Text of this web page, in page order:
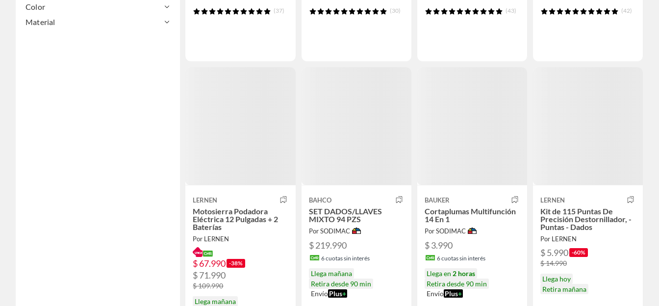
Color
Material
(37) (30) (43) (42)
LERNEN
Motosierra Podadora
Eléctrica 12 Pulgadas + 2
Baterías
Por LERNEN
$ 67.990 -38%
$ 71.990
$ 109.990
Llega mañana
BAHCO
SET DADOS/LLAVES
MIXTO 94 PZS
Por SODIMAC
$ 219.990
6cuotas sin interés
Llega mañana
Retira desde 90 min
Envío Plus+
BAUKER
Cortaplumas Multifunción
14 En 1
Por SODIMAC
$ 3.990
6cuotas sin interés
Llega en 2 horas
Retira desde 90 min
EnvíoPlus+
LERNEN
Kit de 115 Puntas De
Precisión Destornillador, -
Puntas - Dados
Por LERNEN
$ 5.990 -60%
$ 14.990
Llega hoy
Retira mañana